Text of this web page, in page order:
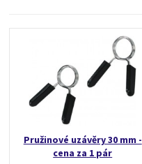
Pružinové uzávěry 30 mm -
cena za 1 pár